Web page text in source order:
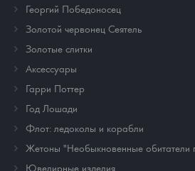
Георгий Победоносец
Золотой червонец Сеятель
Золотые слитки
Аксессуары
Гарри Поттер
Год Лошади
Флот: ледоколы и корабли
Жетоны "Необыкновенные обитатели
Ювелирные изделия